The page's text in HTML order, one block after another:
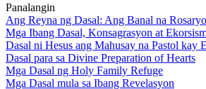
Panalangin
Ang Reyna ng Dasal: Ang Banal na Rosaryo
Mga Ibang Dasal, Konsagrasyon at
Dasal ni Hesus ang Mahusay na Pastol kay
Dasal para sa Divine Preparation of Hearts
Mga Dasal ng Holy Family Refuge
Mga Dasal mula sa Ibang Revelasyon